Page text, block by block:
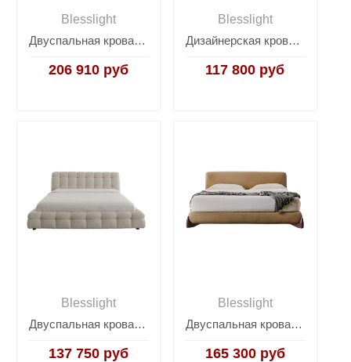
Blesslight
Двуспальная кровать RBD032 New Nut ter leather with Rubber wood feet
206 910 руб
Blesslight
Дизайнерская кровать Dune
117 800 руб
Blesslight
Двуспальная кровать Marshmallow
137 750 руб
Blesslight
Двуспальная кровать Softbay M
165 300 руб